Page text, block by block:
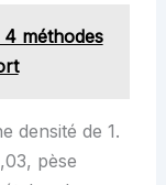
méthodes
densité de 1.
pèse